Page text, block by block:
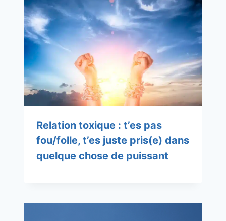
Relation toxique : t’es pas
fou/folle, t’es juste pris(e) dans
quelque chose de puissant